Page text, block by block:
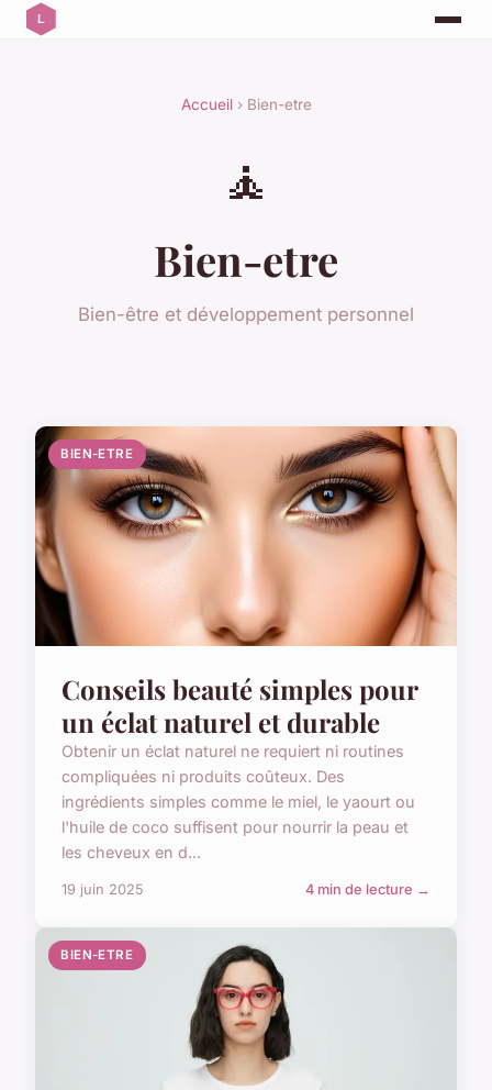
Accueil› Bien-etre
🧘
Bien-etre
Bien-être et développement personnel
BIEN-ETRE
Conseils beauté simples pour
un éclat naturel et durable
Obtenir un éclat naturel ne requiert ni routines
compliquées ni produits coûteux. Des
ingrédients simples comme le miel, le yaourt ou
l'huile de coco suffisent pour nourrir la peau et
les cheveux en d...
19 juin 2025 4 min de lecture →
BIEN-ETRE